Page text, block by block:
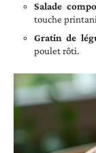
Salade
touche
Gratin de
poulet rôti.